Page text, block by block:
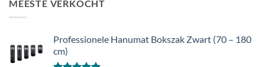
€204.99.
MEESTE VERKOCHT
Professionele Hanumat Bokszak Zwart (70 – 180
cm)